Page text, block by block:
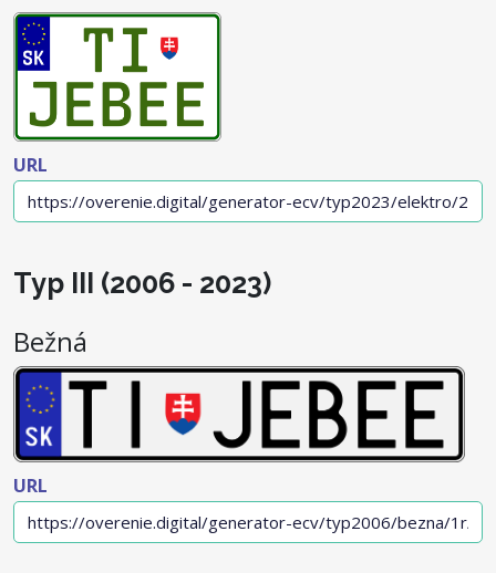
URL
Typ III (2006 - 2023)
Bežná
URL